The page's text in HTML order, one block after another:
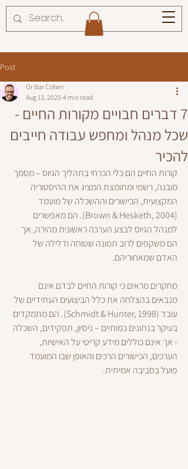
Post
7 דברים חבויים מקורות החיים -
שכל מנהל ומחפש עבודה חייבים
להכיר
Or Bar Cohen
Aug 13, 2025 4 min read
קורות החיים הם כלי הכרחי בתהליך הגיוס – מסמך
מובנה, רשמי ומתומצת המציג את ההיסטוריה
המקצועית, הכישורים וההשכלה של מועמד
(Brown & Hesketh, 2004). הם מאפשרים
למנהל הגיוס לבצע הערכה ראשונית מהירה, אך
הם משקפים לרוב תמונה שטוחה ודלילה של
האדם שמאחוריהם.
מחקרים מראים כי קורות החיים לבדם אינם
מנבאים בהצלחה את כלל הביצועים העתידיים של
עובד (Schmidt & Hunter, 1998). הם מתמקדים
בעיקר בנתונים כמותיים – ניסיון, תפקידים, השכלה
- אך אינם כוללים מידע קריטי על האישיות,
הערכים, הכישורים הרכים והאופן שבו המועמד
פועל בסביבה אמיתית.